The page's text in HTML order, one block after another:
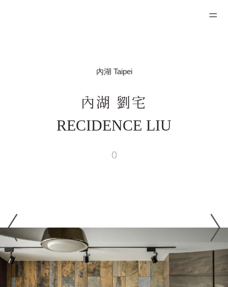
內湖 Taipei
內湖 劉宅
RECIDENCE LIU
0